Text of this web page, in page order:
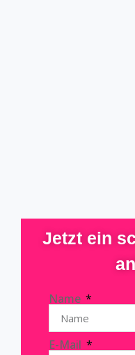
Jetzt ein
Name
E-Mail